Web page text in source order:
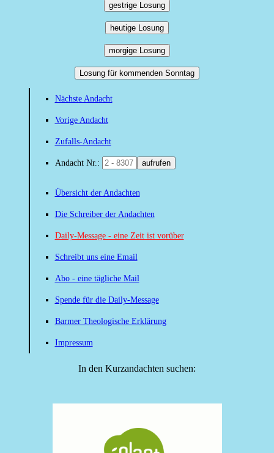
gestrige Losung
heutige Losung
morgige Losung
Losung für kommenden Sonntag
Nächste Andacht
Vorige Andacht
Zufalls-Andacht
Andacht Nr.: aufrufen
Übersicht der Andachten
Die Schreiber der Andachten
Daily-Message - eine Zeit ist vorüber
Schreibt uns eine Email
Abo - eine tägliche Mail
Spende für die Daily-Message
Barmer Theologische Erklärung
Impressum
In den Kurzandachten suchen: